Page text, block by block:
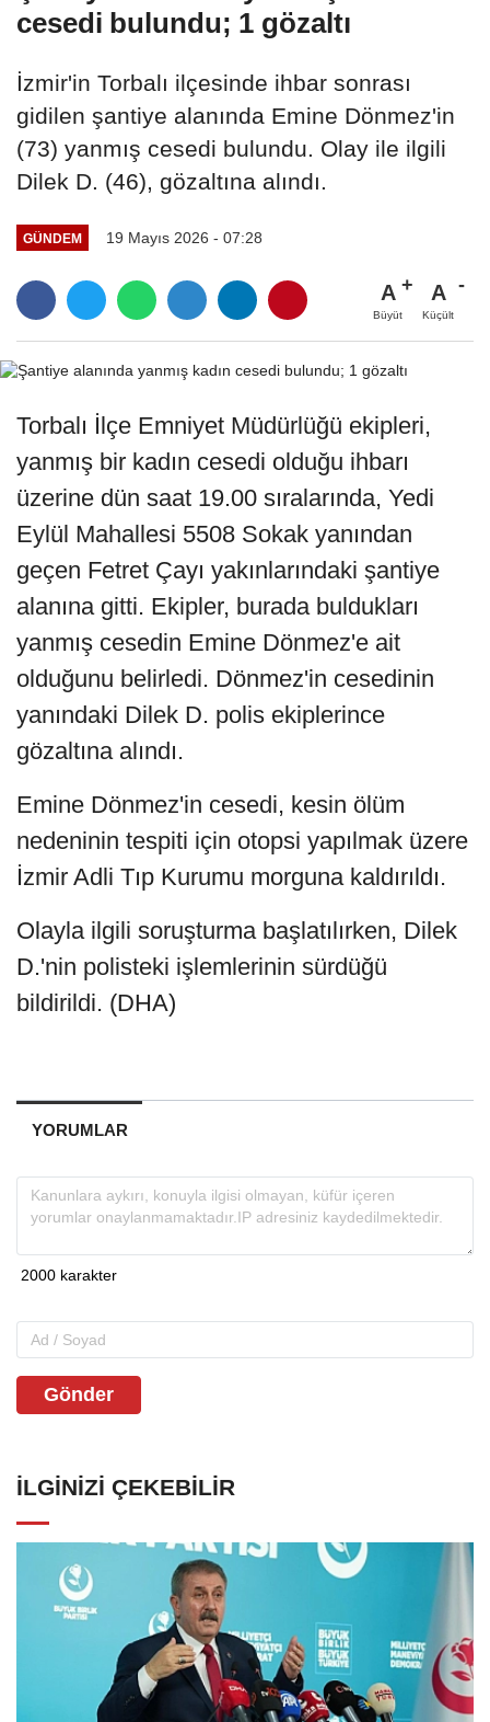
cesedi bulundu; 1 gözaltı
İzmir'in Torbalı ilçesinde ihbar sonrası
gidilen şantiye alanında Emine Dönmez'in
(73) yanmış cesedi bulundu. Olay ile ilgili
Dilek D. (46), gözaltına alındı.
GÜNDEM 19 Mayıs 2026 - 07:28
A
Büyüt
A
Küçült
Torbalı İlçe Emniyet Müdürlüğü ekipleri,
yanmış bir kadın cesedi olduğu ihbarı
üzerine dün saat 19.00 sıralarında, Yedi
Eylül Mahallesi 5508 Sokak yanından
geçen Fetret Çayı yakınlarındaki şantiye
alanına gitti. Ekipler, burada buldukları
yanmış cesedin Emine Dönmez'e ait
olduğunu belirledi. Dönmez'in cesedinin
yanındaki Dilek D. polis ekiplerince
gözaltına alındı.
Emine Dönmez'in cesedi, kesin ölüm
nedeninin tespiti için otopsi yapılmak üzere
İzmir Adli Tıp Kurumu morguna kaldırıldı.
Olayla ilgili soruşturma başlatılırken, Dilek
D.'nin polisteki işlemlerinin sürdüğü
bildirildi. (DHA)
YORUMLAR
Gönder
İLGINIZI ÇEKEBILIR